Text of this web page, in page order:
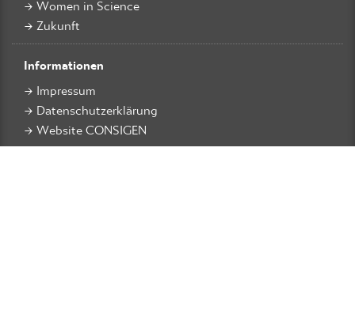
Zukunft
Informationen
Impressum
Datenschutzerklärung
Website CONSIGEN